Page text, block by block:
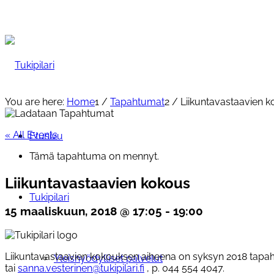
Etusivu
Tukipilari
Yleishyödylliset palvelut
You are here: Home1 / Tapahtumat2 / Liikuntavastaavien
« All Events
Tämä tapahtuma on mennyt.
Liikuntavastaavien kokous
15 maaliskuun, 2018 @ 17:05 - 19:00
Liikuntavastaavien kokouksen aiheena on syksyn 2018
tai sanna.vesterinen@tukipilari.fi , p. 044 554 4047.